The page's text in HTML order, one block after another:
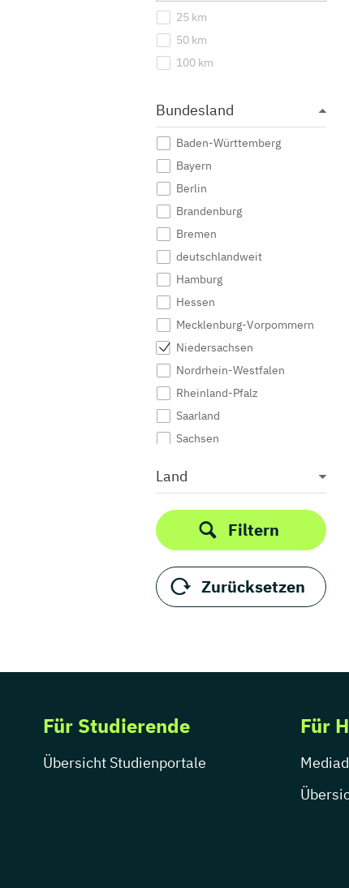
25 km
50 km
100 km
Bundesland
Baden-Württemberg
Bayern
Berlin
Brandenburg
Bremen
deutschlandweit
Hamburg
Hessen
Mecklenburg-Vorpommern
Niedersachsen
Nordrhein-Westfalen
Rheinland-Pfalz
Saarland
Sachsen
Schleswig-Holstein
Thüringen
Land
Filtern
Zurücksetzen
Für Studierende
Übersicht Studienportale
Für